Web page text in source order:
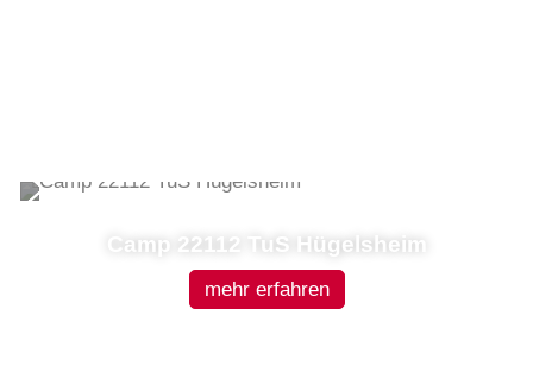
Camp 22112 TuS Hügelsheim
mehr erfahren